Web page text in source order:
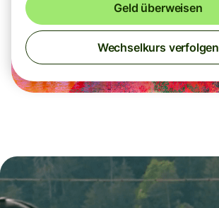
Geld überweisen
Wechselkurs verfolgen